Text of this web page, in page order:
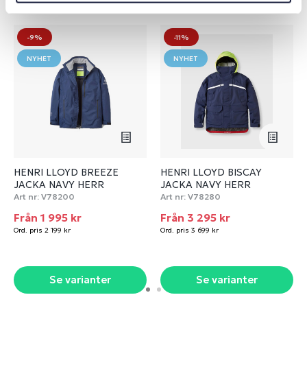
-9%
NYHET
HENRI LLOYD BREEZE
JACKA NAVY HERR
Art nr: V78200
Från 1 995 kr
Ord. pris 2 199 kr
Se varianter
-11%
NYHET
HENRI LLOYD BISCAY
JACKA NAVY HERR
Art nr: V78280
Från 3 295 kr
Ord. pris 3 699 kr
Se varianter